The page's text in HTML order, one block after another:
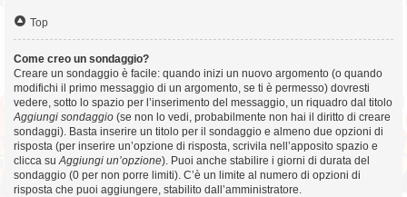
Top
Come creo un sondaggio?
Creare un sondaggio è facile: quando inizi un nuovo argomento (o quando
modifichi il primo messaggio di un argomento, se ti è permesso) dovresti
vedere, sotto lo spazio per l’inserimento del messaggio, un riquadro dal titolo
Aggiungi sondaggio (se non lo vedi, probabilmente non hai il diritto di creare
sondaggi). Basta inserire un titolo per il sondaggio e almeno due opzioni di
risposta (per inserire un’opzione di risposta, scrivila nell’apposito spazio e
clicca su Aggiungi un’opzione). Puoi anche stabilire i giorni di durata del
sondaggio (0 per non porre limiti). C’è un limite al numero di opzioni di
risposta che puoi aggiungere, stabilito dall’amministratore.